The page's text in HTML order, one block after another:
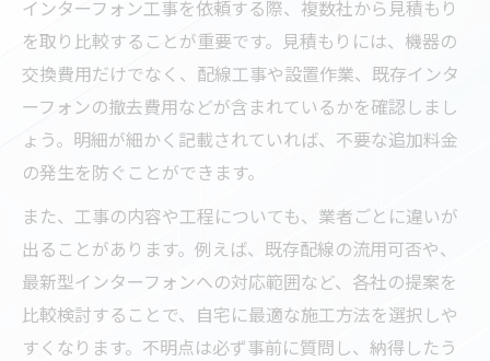
インターフォン工事を依頼する際、複数社から見積もり
を取り比較することが重要です。見積もりには、機器の
交換費用だけでなく、配線工事や設置作業、既存インタ
ーフォンの撤去費用などが含まれているかを確認しまし
ょう。明細が細かく記載されていれば、不要な追加料金
の発生を防ぐことができます。
また、工事の内容や工程についても、業者ごとに違いが
出ることがあります。例えば、既存配線の流用可否や、
最新型インターフォンへの対応範囲など、各社の提案を
比較検討することで、自宅に最適な施工方法を選択しや
すくなります。不明点は必ず事前に質問し、納得したう